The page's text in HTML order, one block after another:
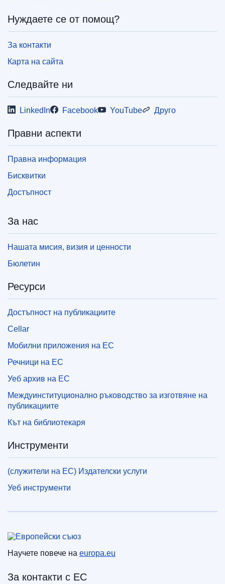
Нуждаете се от помощ?
За контакти
Карта на сайта
Следвайте ни
LinkedIn Facebook YouTube Друго
Правни аспекти
Правна информация
Бисквитки
Достъпност
За нас
Нашата мисия, визия и ценности
Бюлетин
Ресурси
Достъпност на публикациите
Cellar
Мобилни приложения на ЕС
Речници на ЕС
Уеб архив на ЕС
Междуинституционално ръководство за изготвяне на
публикациите
Кът на библиотекаря
Инструменти
(служители на ЕС) Издателски услуги
Уеб инструменти
Европейски съюз
Научете повече на europa.eu
За контакти с ЕС